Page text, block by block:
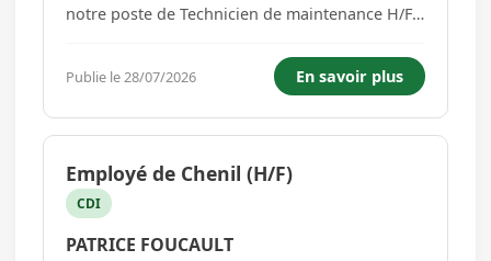
notre poste de Technicien de maintenance H/F
sécurité, vos missions en itinérance seront : *
Assurer les visites de maintenance préventive et
la mise ...
Publie le 28/07/2026 En savoir plus
Employé de Chenil (H/F)
CDI
PATRICE FOUCAULT